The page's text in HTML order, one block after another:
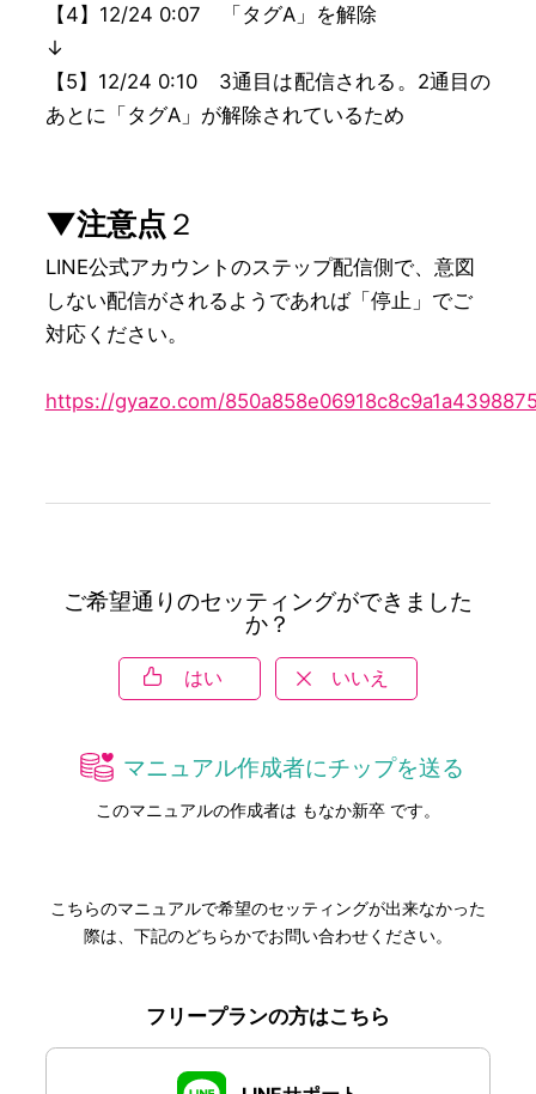
【4】12/24 0:07 「タグA」を解除
↓
【5】12/24 0:10 3通目は配信される。2通目の
あとに「タグA」が解除されているため
▼注意点 ２
LINE公式アカウントのステップ配信側で、意図
しない配信がされるようであれば「停止」でご
対応ください。
https://gyazo.com/
ご希望通りのセッティングができました
か？
はい いいえ
マニュアル作成者にチップを送る
このマニュアルの作成者は もなか新卒 です。
こちらのマニュアルで希望のセッティングが出来なかった
際は、下記のどちらかでお問い合わせください。
フリープランの方はこちら